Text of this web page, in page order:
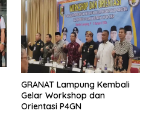
GRANAT Lampung Kembali
Gelar Workshop dan
Orientasi P4GN